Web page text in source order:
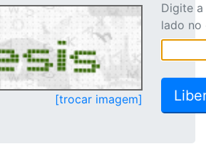
[trocar imagem]
Digite
lado no